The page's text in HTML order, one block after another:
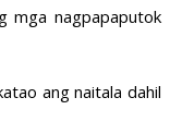
mga nagpapaputok
ang naitala dahil